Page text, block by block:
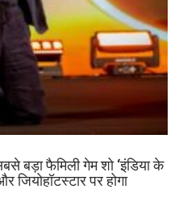
बड़ा फैमिली गेम शो ‘इंडिया के
जियोहॉटस्टार पर होगा